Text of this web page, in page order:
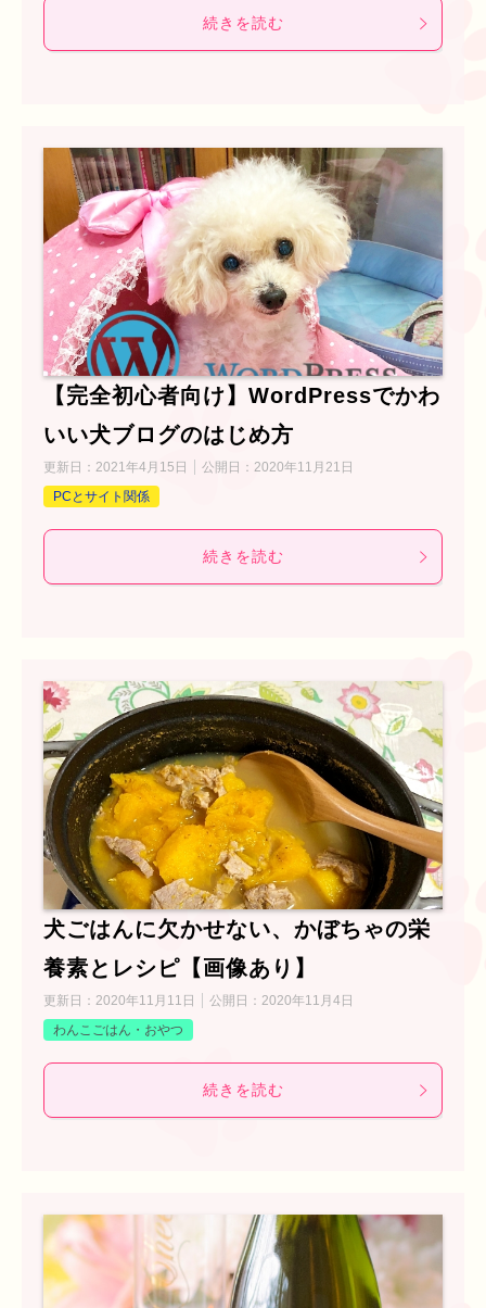
続きを読む
【完全初心者向け】WordPressでかわ
いい犬ブログのはじめ方
更新日： 2021年4月15日 公開日： 2020年11月21日
PCとサイト関係
続きを読む
犬ごはんに欠かせない、かぼちゃの栄
養素とレシピ【画像あり】
更新日： 2020年11月11日 公開日： 2020年11月4日
わんこごはん・おやつ
続きを読む